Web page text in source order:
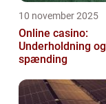
10 november 2025
Online casino:
Underholdning og
spænding